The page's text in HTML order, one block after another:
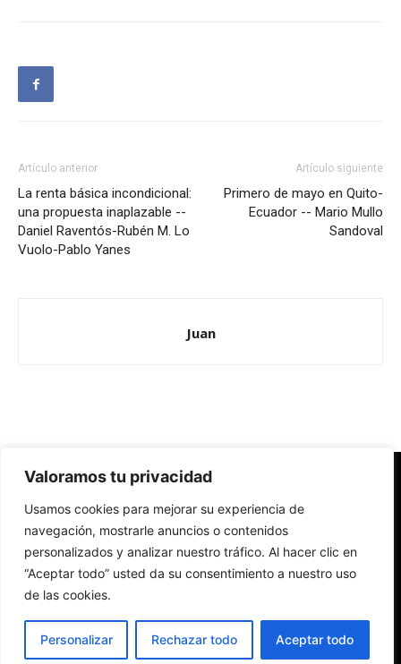
Valoramos tu privacidad
Usamos cookies para mejorar su experiencia de
navegación, mostrarle anuncios o contenidos
personalizados y analizar nuestro tráfico. Al hacer clic en
“Aceptar todo” usted da su consentimiento a nuestro uso
de las cookies.
Personalizar Rechazar todo Aceptar todo
Artículo anterior
La renta básica incondicional:
una propuesta inaplazable --
Daniel Raventós-Rubén M. Lo
Vuolo-Pablo Yanes
Artículo siguiente
Primero de mayo en Quito-
Ecuador -- Mario Mullo
Sandoval
Juan
Redes Cristianas
Una mirada alternativa sobre la Iglesia católica y la sociedad
- Colectivos de Redes Cristianas